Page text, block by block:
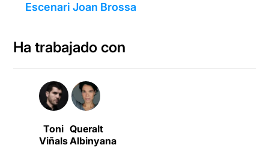
Escenari Joan Brossa
Ha trabajado con
Toni
Viñals
Queralt
Albinyana